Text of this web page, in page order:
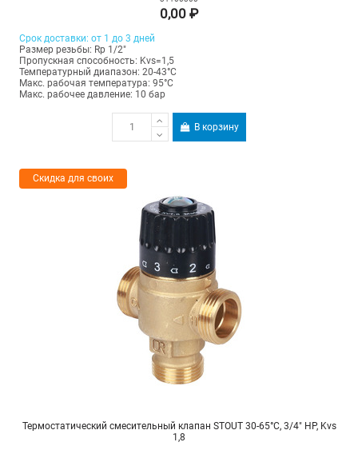
0,00 ₽
Срок доставки: от 1 до 3 дней
Размер резьбы: Rp 1/2"
Пропускная способность: Kvs=1,5
Температурный диапазон: 20-43°С
Макс. рабочая температура: 95°C
Макс. рабочее давление: 10 бар
В корзину
Скидка для своих
Термостатический смесительный клапан STOUT 30-65°C, 3/4" НР, Kvs
1,8